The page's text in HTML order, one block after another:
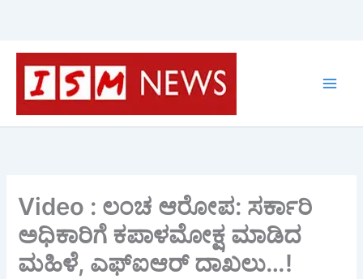
Skip
content
Video : ಲಂಚ ಆರೋಪ: ಸರ್ಕಾರಿ
ಅಧಿಕಾರಿಗೆ ಕಪಾಳಮೋಕ್ಷ ಮಾಡಿದ
ಮಹಿಳೆ, ಎಫ್‌ಐಆರ್ ದಾಖಲು…!